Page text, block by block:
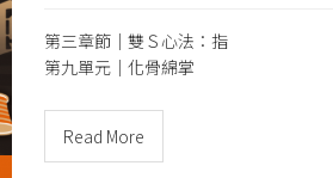
第三章節｜雙Ｓ心法：指
第九單元｜ 化骨綿掌
Read More